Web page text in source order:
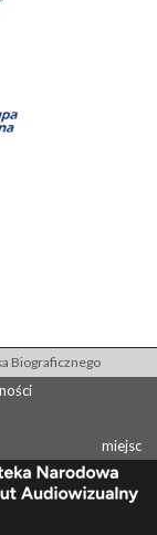
Biograficznego
miejsc